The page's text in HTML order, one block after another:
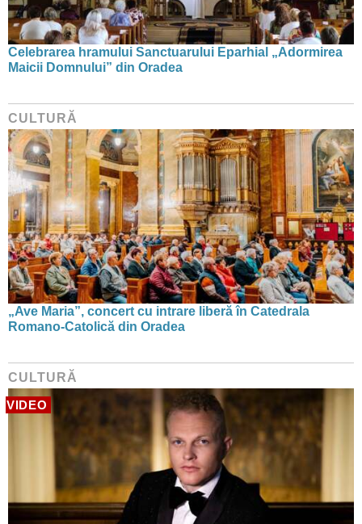
Celebrarea hramului Sanctuarului Eparhial „Adormirea
Maicii Domnului” din Oradea
CULTURĂ
„Ave Maria”, concert cu intrare liberă în Catedrala
Romano-Catolică din Oradea
CULTURĂ
VIDEO